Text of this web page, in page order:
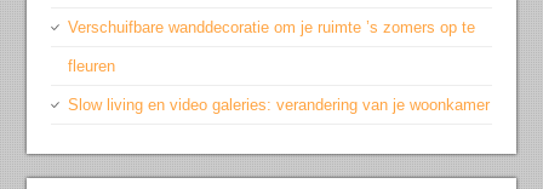
Verschuifbare wanddecoratie om je ruimte ’s zomers op te
fleuren
Slow living en video galeries: verandering van je woonkamer